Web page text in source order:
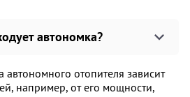
автономка?
автономного отопителя зависит
например, от его мощности,